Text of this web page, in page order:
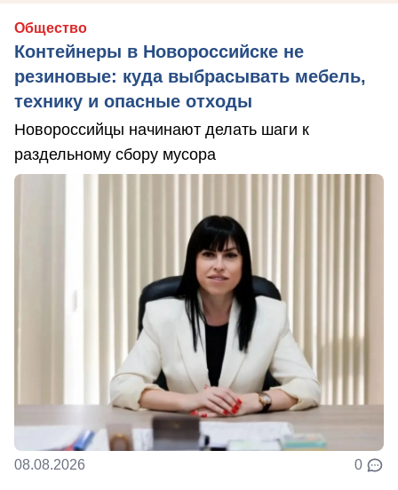
Общество
Контейнеры в Новороссийске не
резиновые: куда выбрасывать мебель,
технику и опасные отходы
Новороссийцы начинают делать шаги к
раздельному сбору мусора
08.08.2026 0